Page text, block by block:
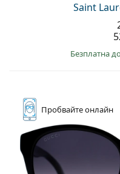
Saint
Безплатна
Пробвайтеонлайн